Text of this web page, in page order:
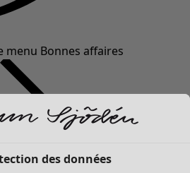
menu Bonnes affaires
des données